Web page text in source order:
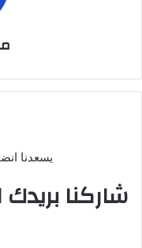
يسعدنا
شاركنا